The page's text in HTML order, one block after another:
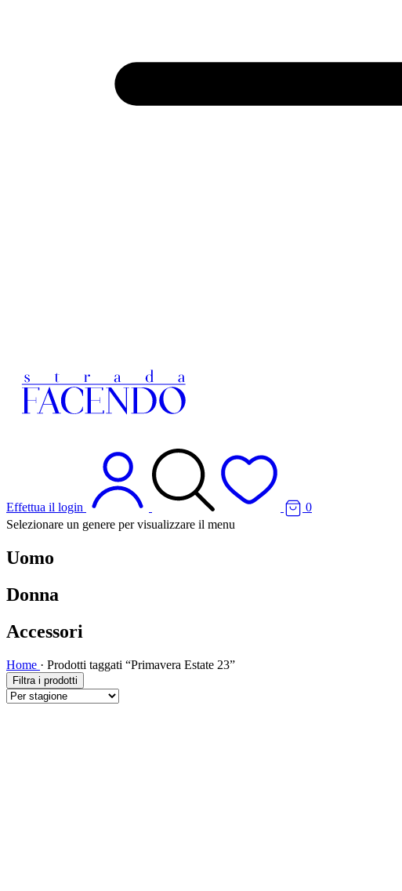
Effettua il login
0
Selezionare un genere per visualizzare il menu
Uomo
Donna
Accessori
Home · Prodotti taggati “Primavera Estate 23”
Filtra i prodotti